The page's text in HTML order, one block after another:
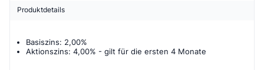
Produktdetails
Basiszins: 2,00%
Aktionszins: 4,00% - gilt für die ersten 4 Monate